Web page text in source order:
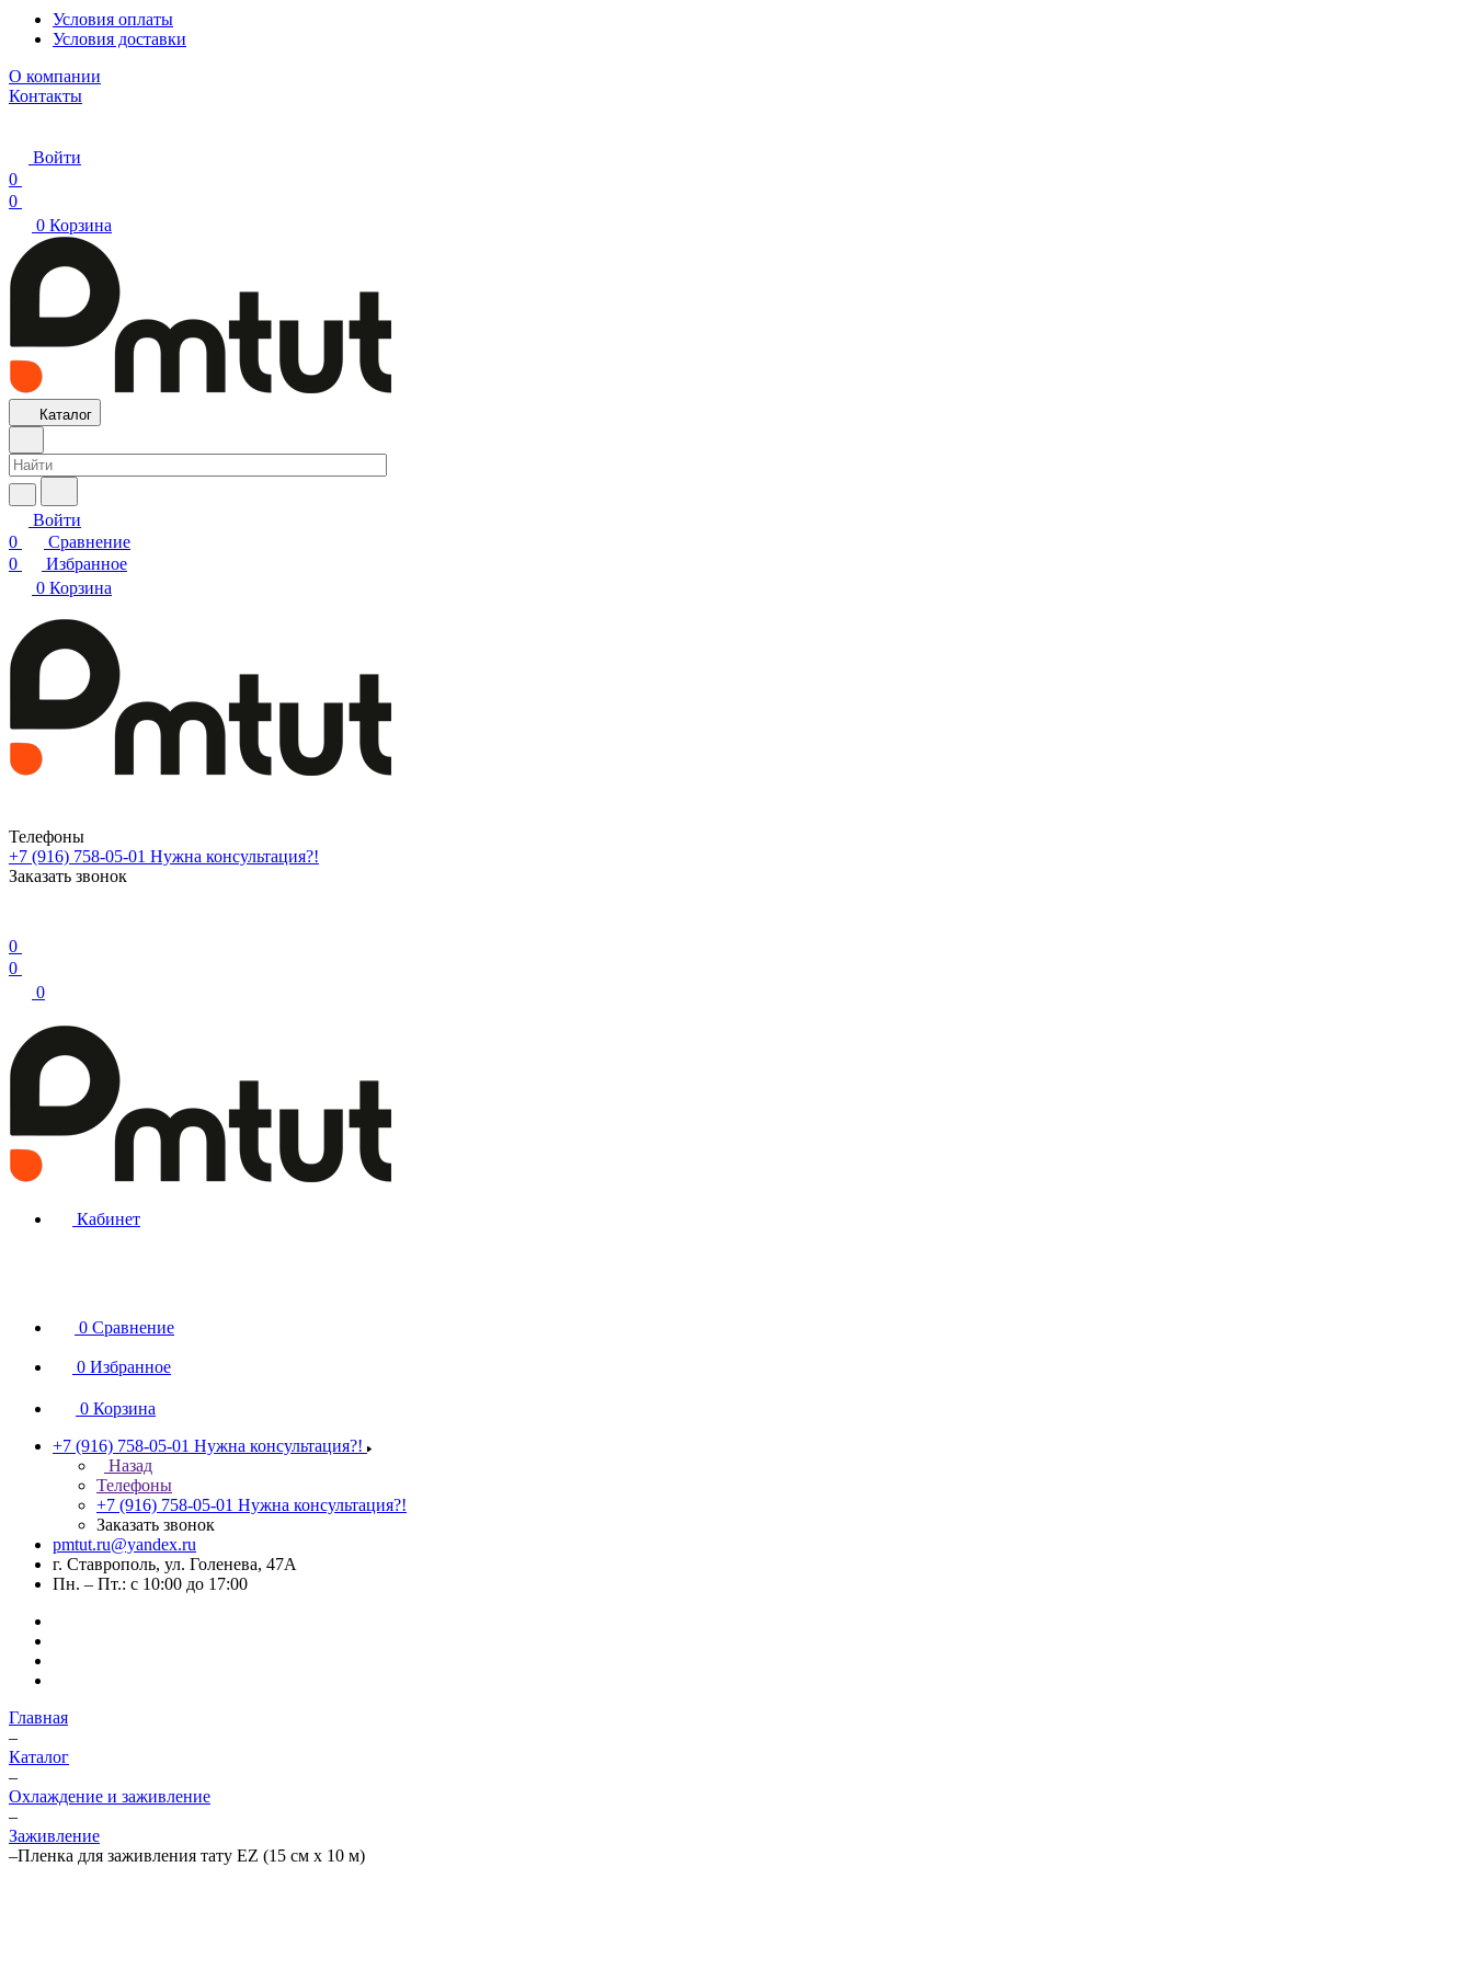
Условия оплаты
Условия доставки
О компании
Контакты
Войти
0
0
0 Корзина
Каталог
Войти
0
Сравнение
0
Избранное
0 Корзина
Телефоны
+7 (916) 758-05-01 Нужна консультация?!
Заказать звонок
0
0
0
Кабинет
0 Сравнение
0 Избранное
0 Корзина
+7 (916) 758-05-01 Нужна консультация?!
Назад
Телефоны
+7 (916) 758-05-01 Нужна консультация?!
Заказать звонок
pmtut.ru@yandex.ru
г. Ставрополь, ул. Голенева, 47А
Пн. – Пт.: с 10:00 до 17:00
Главная
–
Каталог
–
Охлаждение и заживление
–
Заживление
–Пленка для заживления тату EZ (15 см х 10 м)